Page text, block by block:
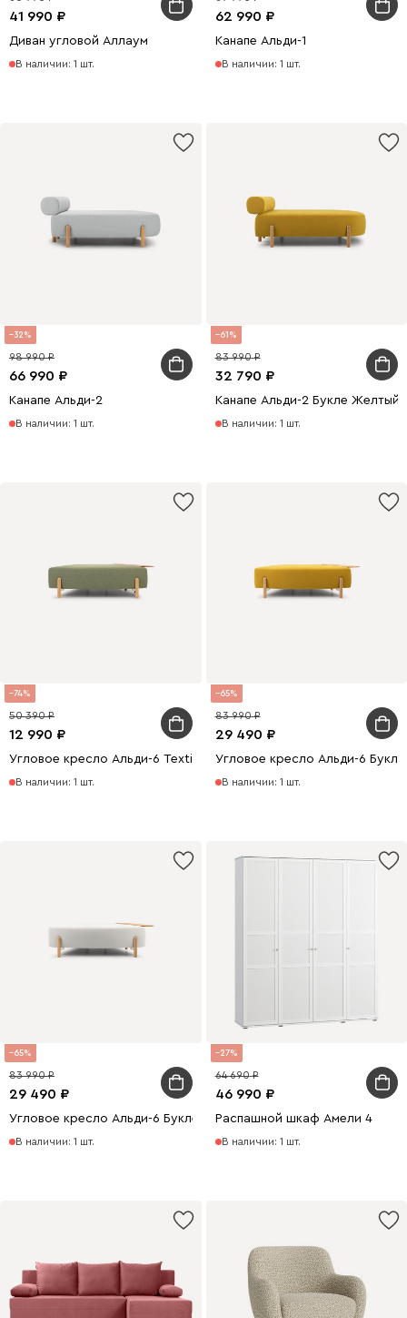
41 990
Диван угловой Аллаум
В наличии: 1 шт.
62 990
Канапе Альди-1
В наличии: 1 шт.
32
66 990
98 990
Канапе Альди-2
В наличии: 1 шт.
61
32 790
83 990
Канапе Альди-2 Букле Желтый
В наличии: 1 шт.
74
12 990
50 390
Угловое кресло Альди-6 Textile Grass
В наличии: 1 шт.
65
29 490
83 990
Угловое кресло Альди-6
В наличии: 1 шт.
65
29 490
83 990
Угловое кресло Альди-6 Букле Молочный
В наличии: 1 шт.
27
46 990
64 690
Распашной шкаф Амели 4
В наличии: 1 шт.